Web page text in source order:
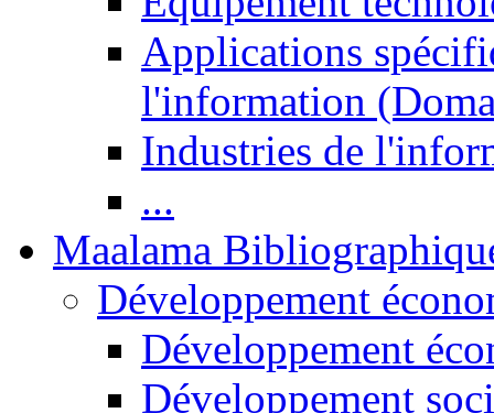
Applications
l'information
Industries de
...
Maalama
Développement
Développement
Développement